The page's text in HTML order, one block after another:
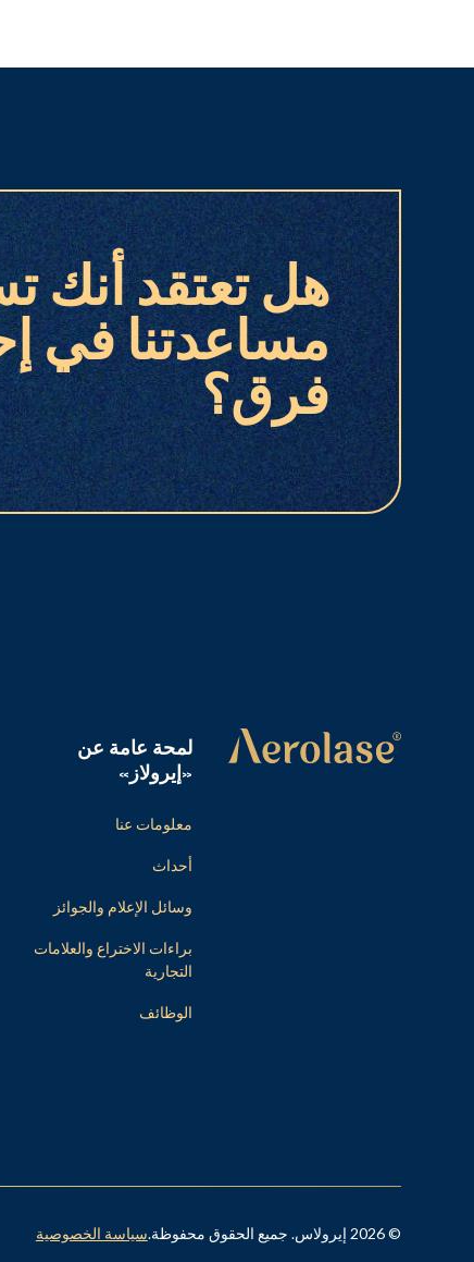
هل تعتقد أنك
مساعدتنا في
فرق؟
لمحة عامة عن
«إيرولاز»
معلومات عنا
أحداث
وسائل الإعلام والجوائز
براءات الاختراع والعلامات
التجارية
الوظائف
© 2026 إيرولاس. جميع الحقوق محفوظة. سياسة الخصوصية